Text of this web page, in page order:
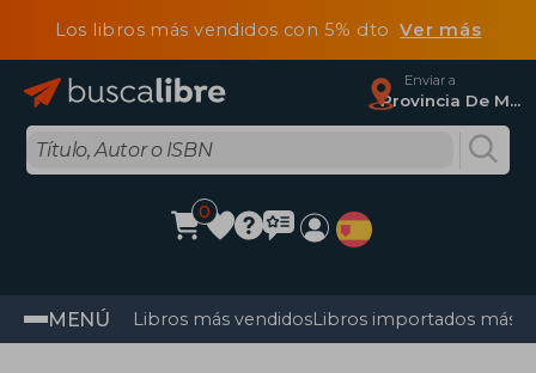
Los libros más vendidos con 5% dtoVer más
Enviar a
Provincia De Madrid
0
MENÚ Libros más vendidosLibros importados más